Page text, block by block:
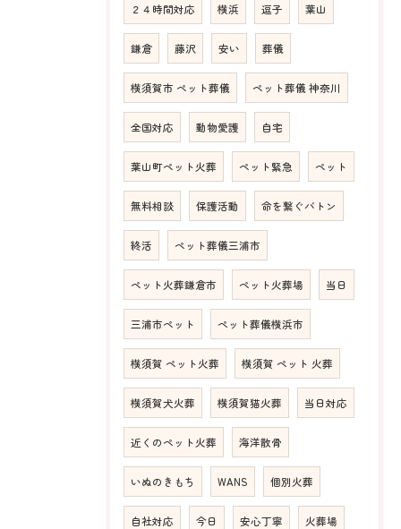
２４時間対応 横浜 逗子 葉山
鎌倉 藤沢 安い 葬儀
横須賀市 ペット葬儀 ペット葬儀 神奈川
全国対応 動物愛護 自宅
葉山町ペット火葬 ペット緊急 ペット
無料相談 保護活動 命を繋ぐバトン
終活 ペット葬儀三浦市
ペット火葬鎌倉市 ペット火葬場 当日
三浦市ペット ペット葬儀横浜市
横須賀 ペット火葬 横須賀 ペット 火葬
横須賀犬火葬 横須賀猫火葬 当日対応
近くのペット火葬 海洋散骨
いぬのきもち WANS 個別火葬
自社対応 今日 安心丁寧 火葬場